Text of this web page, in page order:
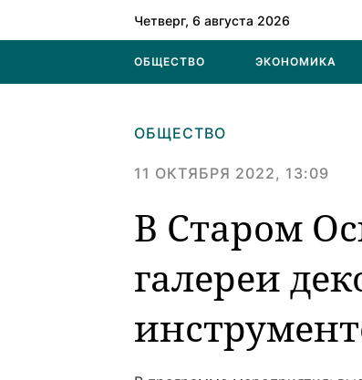
Четверг, 6 августа 2026
ОБЩЕСТВО ЭКОНОМИКА
ОБЩЕСТВО
11 ОКТЯБРЯ 2022, 13:09
В Старом
галереи